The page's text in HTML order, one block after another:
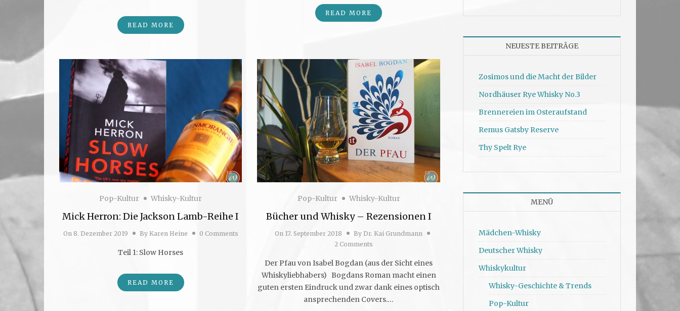
READ MORE
READ MORE
Pop-Kultur Whisky-Kultur
Mick Herron: Die Jackson Lamb-Reihe I
On 8. Dezember 2019 By Karen Heine 0 Comments
Teil 1: Slow Horses
READ MORE
Pop-Kultur Whisky-Kultur
Bücher und Whisky – Rezensionen I
On 17. September 2018 By Dr. Kai Grundmann
2 Comments
Der Pfau von Isabel Bogdan (aus der Sicht eines
Whiskyliebhabers) Bogdans Roman macht einen
guten ersten Eindruck und zwar dank eines optisch
ansprechenden Covers.…
NEUESTE BEITRÄGE
Zosimos und die Macht der Bilder
Nordhäuser Rye Whisky No.3
Brennereien im Osteraufstand
Remus Gatsby Reserve
Thy Spelt Rye
MENÜ
Mädchen-Whisky
Deutscher Whisky
Whiskykultur
Whisky-Geschichte & Trends
Pop-Kultur